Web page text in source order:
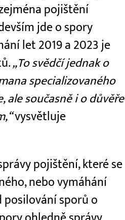
pojištění
jde o spory
let 2019 a 2023 je
„To svědčí jednak o
specializovaného
současně i o důvěře
vysvětluje
pojištění, které se
nebo vymáhání
sporů o